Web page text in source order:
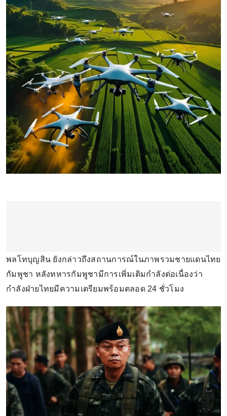
พลโทบุญสิน ยังกล่าวถึงสถานการณ์ในภาพรวมชายแดนไทย
กัมพูชา หลังทหารกัมพูชามีการเพิ่มเติมกำลังต่อเนื่องว่า
กำลังฝ่ายไทยมีความเตรียมพร้อมตลอด 24 ชั่วโมง